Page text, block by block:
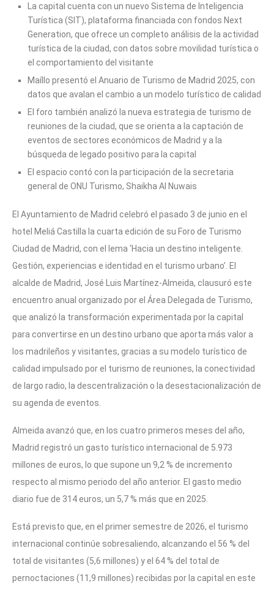
La capital cuenta con un nuevo Sistema de Inteligencia
Turística (SIT), plataforma financiada con fondos Next
Generation, que ofrece un completo análisis de la actividad
turística de la ciudad, con datos sobre movilidad turística o
el comportamiento del visitante
Maíllo presentó el Anuario de Turismo de Madrid 2025, con
datos que avalan el cambio a un modelo turístico de calidad
El foro también analizó la nueva estrategia de turismo de
reuniones de la ciudad, que se orienta a la captación de
eventos de sectores económicos de Madrid y a la
búsqueda de legado positivo para la capital
El espacio contó con la participación de la secretaria
general de ONU Turismo, Shaikha Al Nuwais
El Ayuntamiento de Madrid celebró el pasado 3 de junio en el
hotel Meliá Castilla la cuarta edición de su Foro de Turismo
Ciudad de Madrid, con el lema ‘Hacia un destino inteligente.
Gestión, experiencias e identidad en el turismo urbano’. El
alcalde de Madrid, José Luis Martínez-Almeida, clausuró este
encuentro anual organizado por el Área Delegada de Turismo,
que analizó la transformación experimentada por la capital
para convertirse en un destino urbano que aporta más valor a
los madrileños y visitantes, gracias a su modelo turístico de
calidad impulsado por el turismo de reuniones, la conectividad
de largo radio, la descentralización o la desestacionalización de
su agenda de eventos.
Almeida avanzó que, en los cuatro primeros meses del año,
Madrid registró un gasto turístico internacional de 5.973
millones de euros, lo que supone un 9,2 % de incremento
respecto al mismo periodo del año anterior. El gasto medio
diario fue de 314 euros, un 5,7 % más que en 2025.
Está previsto que, en el primer semestre de 2026, el turismo
internacional continúe sobresaliendo, alcanzando el 56 % del
total de visitantes (5,6 millones) y el 64 % del total de
pernoctaciones (11,9 millones) recibidas por la capital en este